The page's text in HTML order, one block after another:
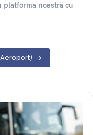
platforma noastră cu